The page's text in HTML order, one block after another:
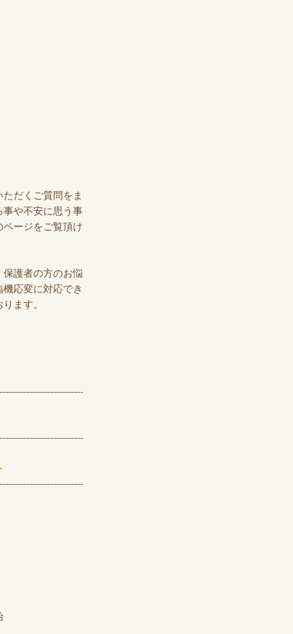
だくご質問をま
事や不安に思う事
ージをご覧頂け
保護者の方のお悩
応変に対応でき
ます。